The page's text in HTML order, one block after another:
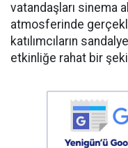
vatandaşları sinema
atmosferinde
katılımcıların
etkinliğe rahat bir